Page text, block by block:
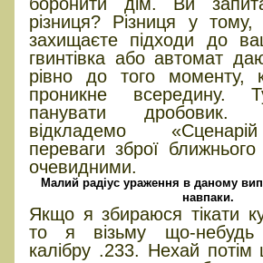
різниця? Різниця у
захищаєте підходи до
гвинтівка або автомат
рівно до того моменту,
проникне всередину.
панувати
відкладемо
переваги зброї
очевидними.
Малий радіус ураження в даному
навпаки.
Якщо я збираюся тікати
то я візьму що-небудь
калібру .233. Нехай потім